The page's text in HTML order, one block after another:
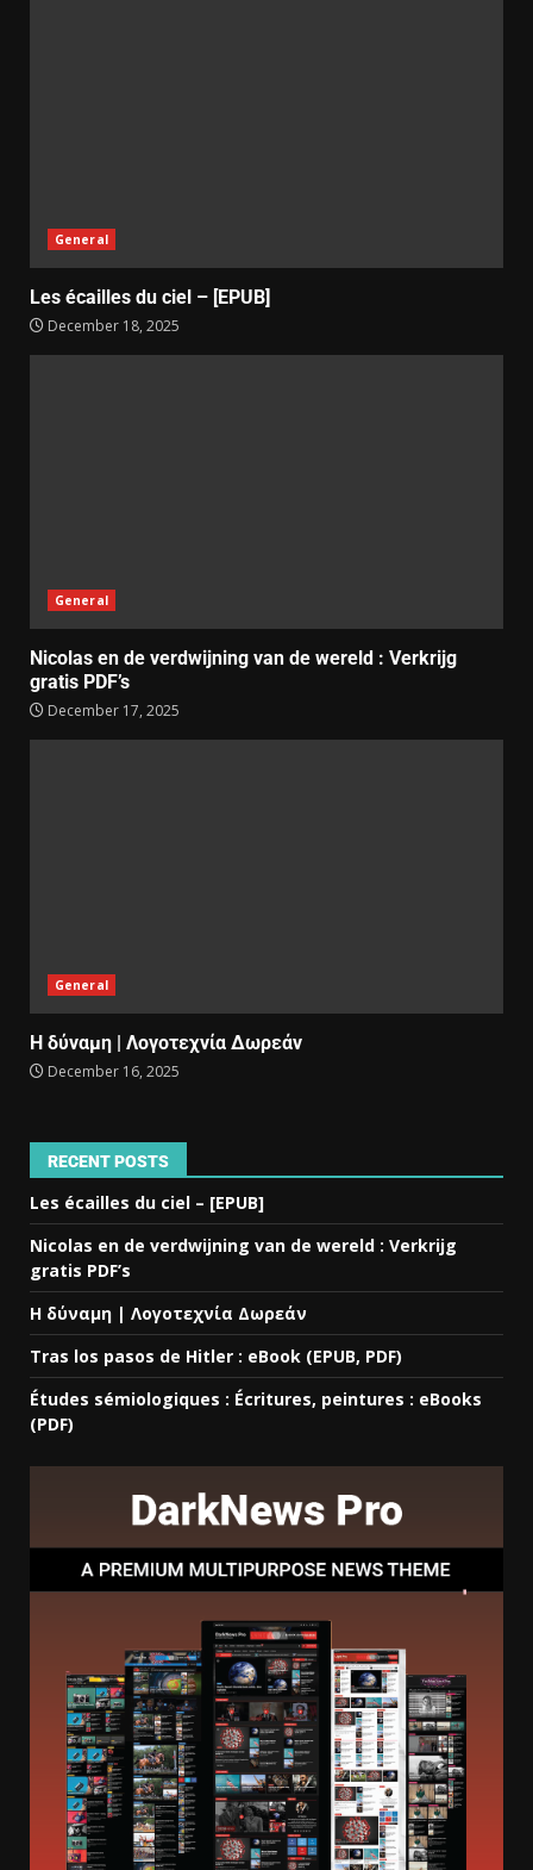
General
Les écailles du ciel – [EPUB]
December 18, 2025
General
Nicolas en de verdwijning van de wereld : Verkrijg
gratis PDF’s
December 17, 2025
General
Η δύναμη | Λογοτεχνία Δωρεάν
December 16, 2025
RECENT POSTS
Les écailles du ciel – [EPUB]
Nicolas en de verdwijning van de wereld : Verkrijg
gratis PDF’s
Η δύναμη | Λογοτεχνία Δωρεάν
Tras los pasos de Hitler : eBook (EPUB, PDF)
Études sémiologiques : Écritures, peintures : eBooks
(PDF)